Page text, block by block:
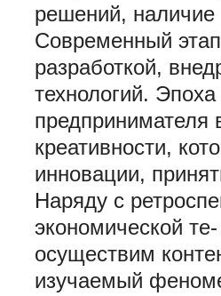
решений, наличие
Современный
разработкой,
технологий.
предпринимателя
креативности,
инновации,
Наряду с
экономической
осуществим
изучаемый